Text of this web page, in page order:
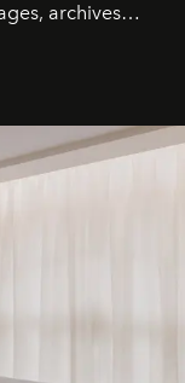
archives
phénomène